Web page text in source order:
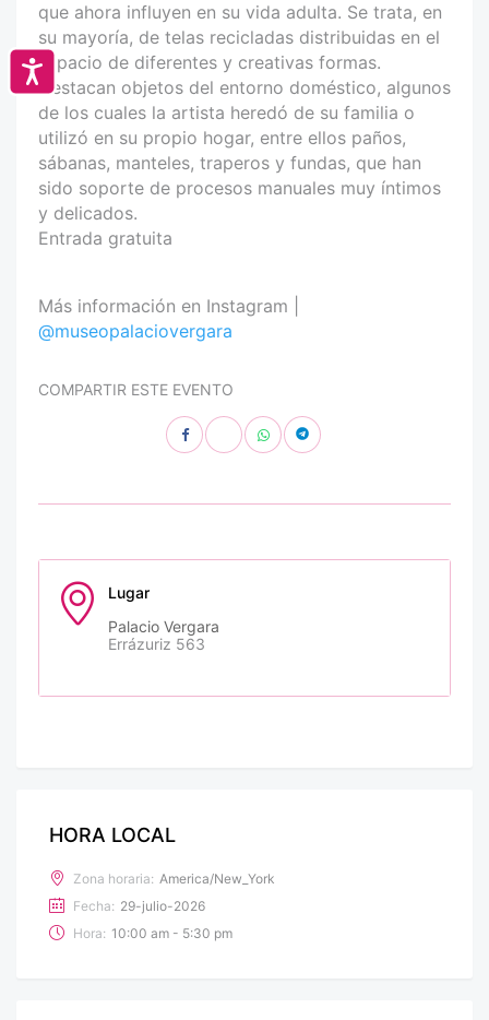
Accesibilidad
que ahora influyen en su vida adulta. Se trata, en
su mayoría, de telas recicladas distribuidas en el
espacio de diferentes y creativas formas.
Destacan objetos del entorno doméstico, algunos
de los cuales la artista heredó de su familia o
utilizó en su propio hogar, entre ellos paños,
sábanas, manteles, traperos y fundas, que han
sido soporte de procesos manuales muy íntimos
y delicados.
Entrada gratuita
Más información en Instagram |
@museopalaciovergara
COMPARTIR ESTE EVENTO
Lugar
Palacio Vergara
Errázuriz 563
HORA LOCAL
Zona horaria: America/New_York
Fecha: 29-julio-2026
Hora: 10:00 am - 5:30 pm